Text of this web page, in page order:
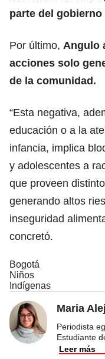
parte del
Por último, Angulo
acciones solo
de la comunidad.
“Esta negativa,
educación o a la
infancia, implica
y adolescentes a
que proveen
generando altos
inseguridad
concretó.
Bogotá
Niños
Indígenas
Maria
Periodista
Estudiante
Leer más